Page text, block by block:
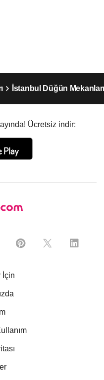
İstanbul Düğün
Ücretsiz indir:
İçin